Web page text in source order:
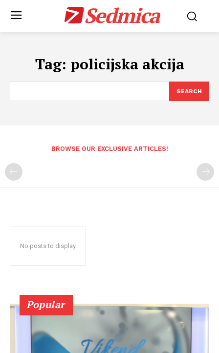
Sedmica
Tag: policijska akcija
SEARCH
BROWSE OUR EXCLUSIVE ARTICLES!
No posts to display
Popular